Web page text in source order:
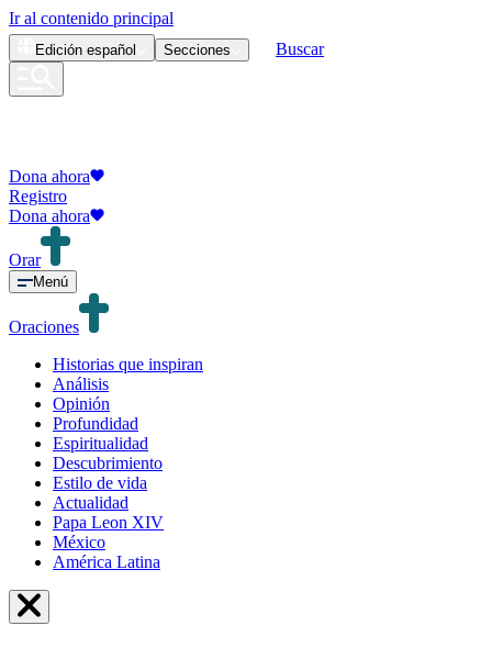
Ir al contenido principal
Edición español Secciones Buscar
Dona ahora
Registro
Dona ahora
Orar
Menú
Oraciones
Historias que inspiran
Análisis
Opinión
Profundidad
Espiritualidad
Descubrimiento
Estilo de vida
Actualidad
Papa Leon XIV
México
América Latina